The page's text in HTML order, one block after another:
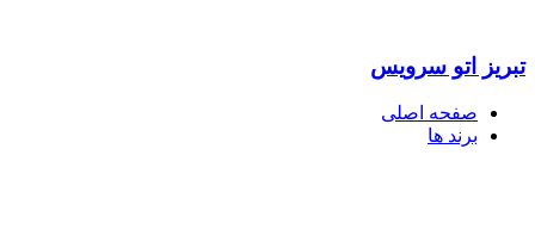
تبریز اتو سرویس
صفحه اصلی
برند ها